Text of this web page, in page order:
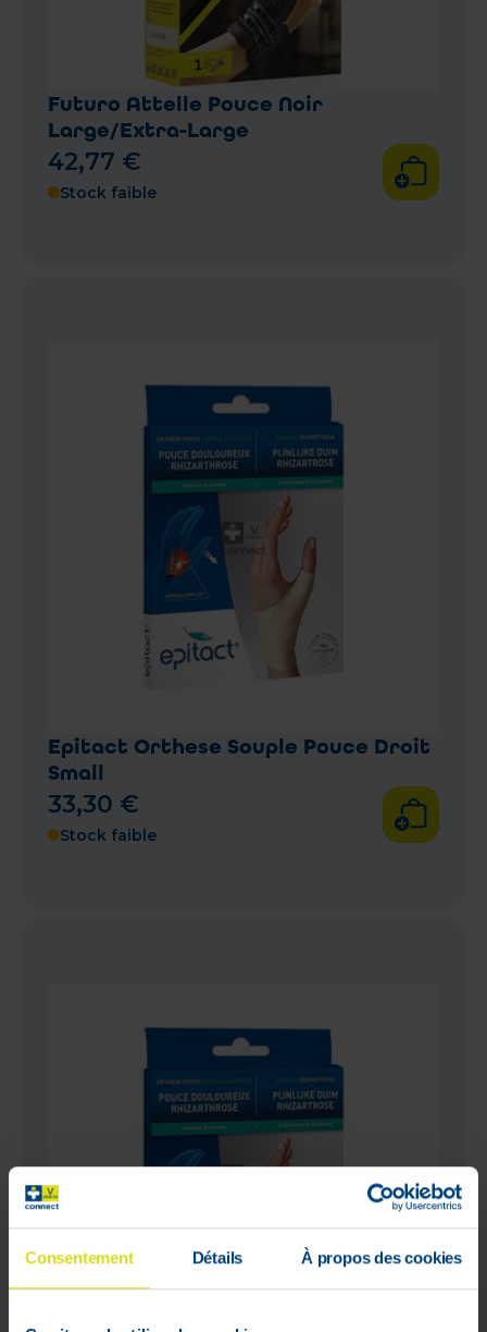
Consentement Détails À propos des cookies
Futuro Attelle Pouce Noir
Large/Extra-Large
42,77 €
Stock faible
Epitact Orthese Souple Pouce Droit
Small
33,30 €
Stock faible